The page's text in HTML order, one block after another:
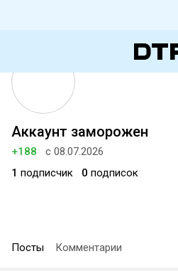
Аккаунт заморожен
+188
с 08.07.2026
1 подписчик 0 подписок
Посты Комментарии